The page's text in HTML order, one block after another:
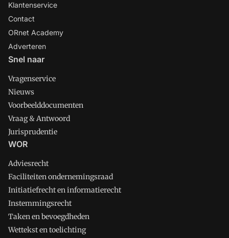
Klantenservice
Contact
ORnet Academy
Adverteren
Snel naar
Vragenservice
Nieuws
Voorbeelddocumenten
Vraag & Antwoord
Jurisprudentie
WOR
Adviesrecht
Faciliteiten ondernemingsraad
Initiatiefrecht en informatierecht
Instemmingsrecht
Taken en bevoegdheden
Wettekst en toelichting